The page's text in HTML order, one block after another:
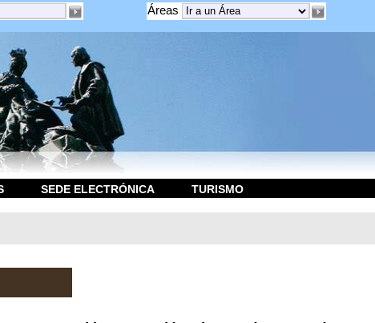
Áreas
SEDE ELECTRÓNICA TURISMO